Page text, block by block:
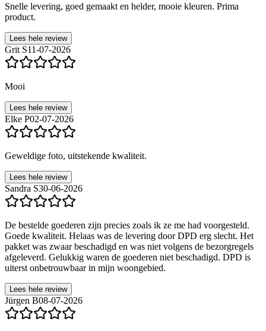
Snelle levering, goed gemaakt en helder, mooie kleuren. Prima
product.
Lees hele review
Grit S11-07-2026
Mooi
Lees hele review
Elke P02-07-2026
Geweldige foto, uitstekende kwaliteit.
Lees hele review
Sandra S30-06-2026
De bestelde goederen zijn precies zoals ik ze me had voorgesteld.
Goede kwaliteit. Helaas was de levering door DPD erg slecht. Het
pakket was zwaar beschadigd en was niet volgens de bezorgregels
afgeleverd. Gelukkig waren de goederen niet beschadigd. DPD is
uiterst onbetrouwbaar in mijn woongebied.
Lees hele review
Jürgen B08-07-2026